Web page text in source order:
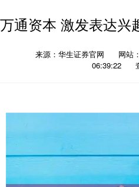
万通资本 激发表达兴
来源：华生证券官网 网站
06:39:22